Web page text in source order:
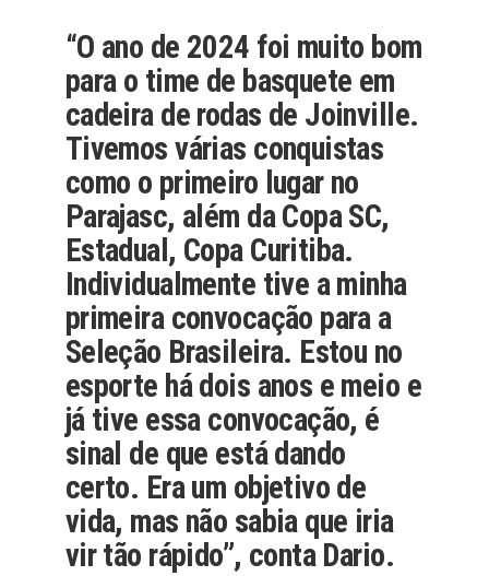
“O ano de 2024 foi muito bom
para o time de basquete em
cadeira de rodas de Joinville.
Tivemos várias conquistas
como o primeiro lugar no
Parajasc, além da Copa SC,
Estadual, Copa Curitiba.
Individualmente tive a minha
primeira convocação para a
Seleção Brasileira. Estou no
esporte há dois anos e meio e
já tive essa convocação, é
sinal de que está dando
certo. Era um objetivo de
vida, mas não sabia que iria
vir tão rápido”, conta Dario.